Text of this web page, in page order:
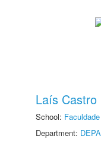
Laís Castro
School:
Department: